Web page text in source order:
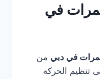
في
في دبي من
تنظيم الحركة